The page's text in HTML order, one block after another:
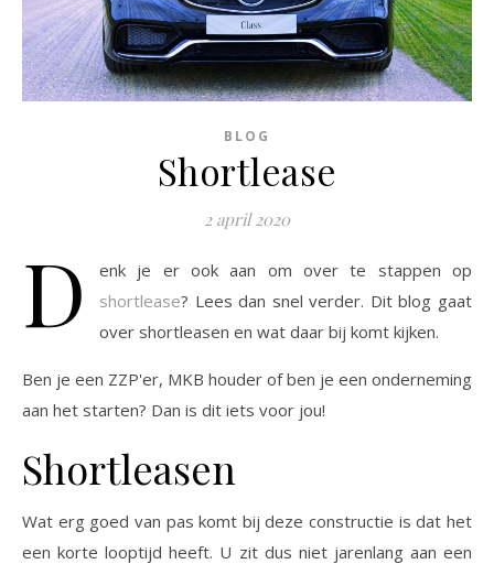
BLOG
Shortlease
2 april 2020
D
enk je er ook aan om over te stappen op
shortlease? Lees dan snel verder. Dit blog gaat
over shortleasen en wat daar bij komt kijken.
Ben je een ZZP'er, MKB houder of ben je een onderneming
aan het starten? Dan is dit iets voor jou!
Shortleasen
Wat erg goed van pas komt bij deze constructie is dat het
een korte looptijd heeft. U zit dus niet jarenlang aan een